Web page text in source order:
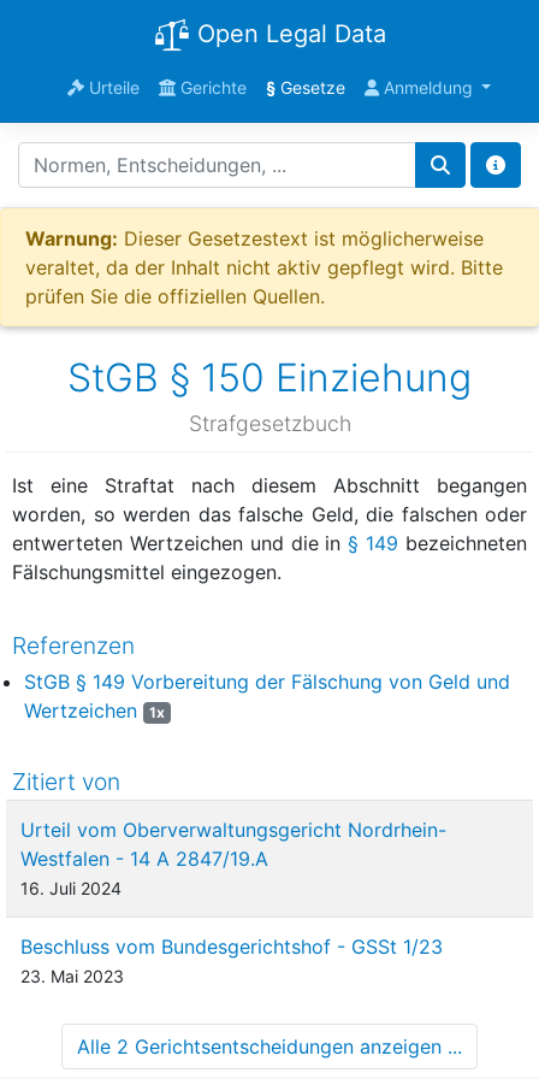
Open Legal Data
Urteile Gerichte §Gesetze Anmeldung
Warnung: Dieser Gesetzestext ist möglicherweise
veraltet, da der Inhalt nicht aktiv gepflegt wird. Bitte
prüfen Sie die offiziellen Quellen.
StGB § 150 Einziehung
Strafgesetzbuch
Ist eine Straftat nach diesem Abschnitt begangen
worden, so werden das falsche Geld, die falschen oder
entwerteten Wertzeichen und die in§ 149 bezeichneten
Fälschungsmittel eingezogen.
Referenzen
StGB § 149 Vorbereitung der Fälschung von Geld und
Wertzeichen
1x
Zitiert von
Urteil vom Oberverwaltungsgericht Nordrhein-
Westfalen - 14 A 2847/19.A
16. Juli 2024
Beschluss vom Bundesgerichtshof - GSSt 1/23
23. Mai 2023
Alle 2 Gerichtsentscheidungen anzeigen ...